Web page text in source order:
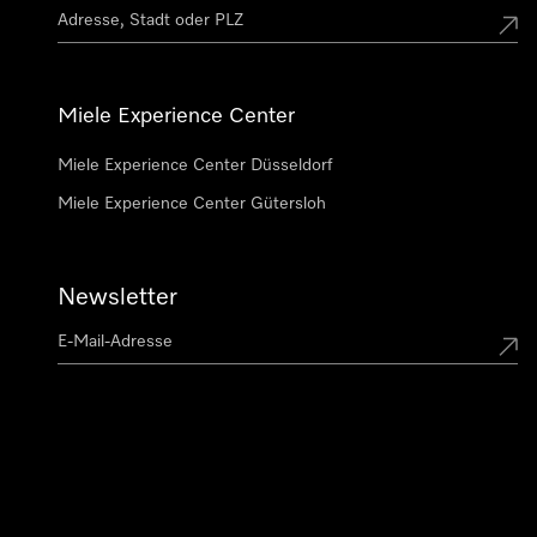
Miele Experience Center
Miele Experience Center Düsseldorf
Miele Experience Center Gütersloh
Newsletter